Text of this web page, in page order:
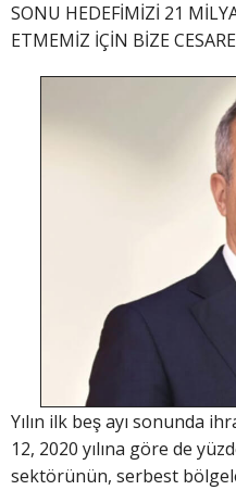
SONU HEDEFİMİZİ 21
ETMEMİZ İÇİN BİZE
Yılın ilk beş ayı sonunda
12, 2020 yılına göre de
sektörünün, serbest